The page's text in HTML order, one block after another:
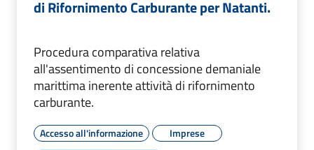
di Rifornimento Carburante per Natanti.
Procedura comparativa relativa
all'assentimento di concessione demaniale
marittima inerente attività di rifornimento
carburante.
Accesso all'informazione
Imprese